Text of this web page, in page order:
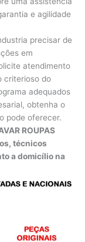
e agilidade
precisar de
em
atendimento
criterioso do
adequados
obtenha o
pode oferecer.
ROUPAS
técnicos
a domicílio na